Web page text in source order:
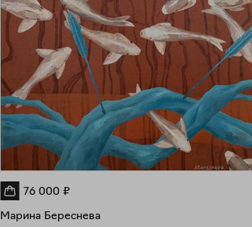
76 000 ₽
Марина Береснева